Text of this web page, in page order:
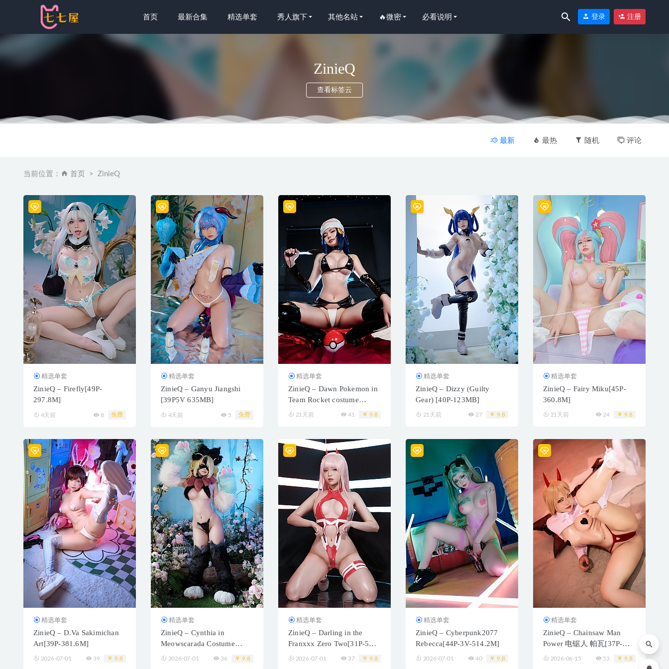
首页 最新合集 精选单套 秀人旗下 其他名站 🔥微密 必看说明 登录 注册
ZinieQ
查看标签云
最新 最热 随机 评论
当前位置： 首页 ZinieQ
精选单套
ZinieQ – Firefly[49P-
297.8M]
4天前 8 免费
精选单套
ZinieQ – Ganyu Jiangshi
[39P5V 635MB]
4天前 5 免费
精选单套
ZinieQ – Dawn Pokemon in
Team Rocket costume
[42P+20V／1.20GB]
21天前 41 9.8
精选单套
ZinieQ – Dizzy (Guilty
Gear) [40P-123MB]
21天前 27 9.8
精选单套
ZinieQ – Fairy Miku[45P-
360.8M]
21天前 24 9.8
精选单套
ZinieQ – D.Va Sakimichan
Art[39P-381.6M]
2026-07-01 39 9.8
精选单套
ZinieQ – Cynthia in
Meowscarada Costume
[37P+17V／1.0GB]
2026-07-01 36 9.8
精选单套
ZinieQ – Darling in the
Franxxx Zero Two[31P-5V-
1.83G]
2026-07-01 37 9.8
精选单套
ZinieQ – Cyberpunk2077
Rebecca[44P-3V-514.2M]
2026-07-01 40 9.8
精选单套
ZinieQ – Chainsaw Man
Power 电锯人 帕瓦[37P-
20V-338.1M]
2026-06-15 53 9.8
起司块wii –NO.031 埃及猫[56P4V/226MB] 2022-05-06